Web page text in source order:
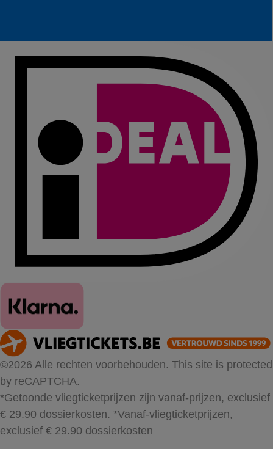
©2026 Alle rechten voorbehouden. This site is protected
by reCAPTCHA.
*Getoonde vliegticketprijzen zijn vanaf-prijzen, exclusief
€ 29.90 dossierkosten. *Vanaf-vliegticketprijzen,
exclusief € 29.90 dossierkosten